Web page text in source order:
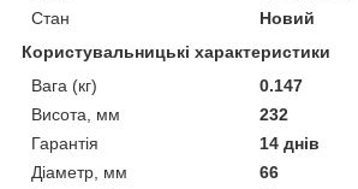
Стан
Новий
Користувальницькі характеристики
Вага (кг)
0.147
Висота, мм
232
Гарантія
14 днів
Діаметр, мм
66